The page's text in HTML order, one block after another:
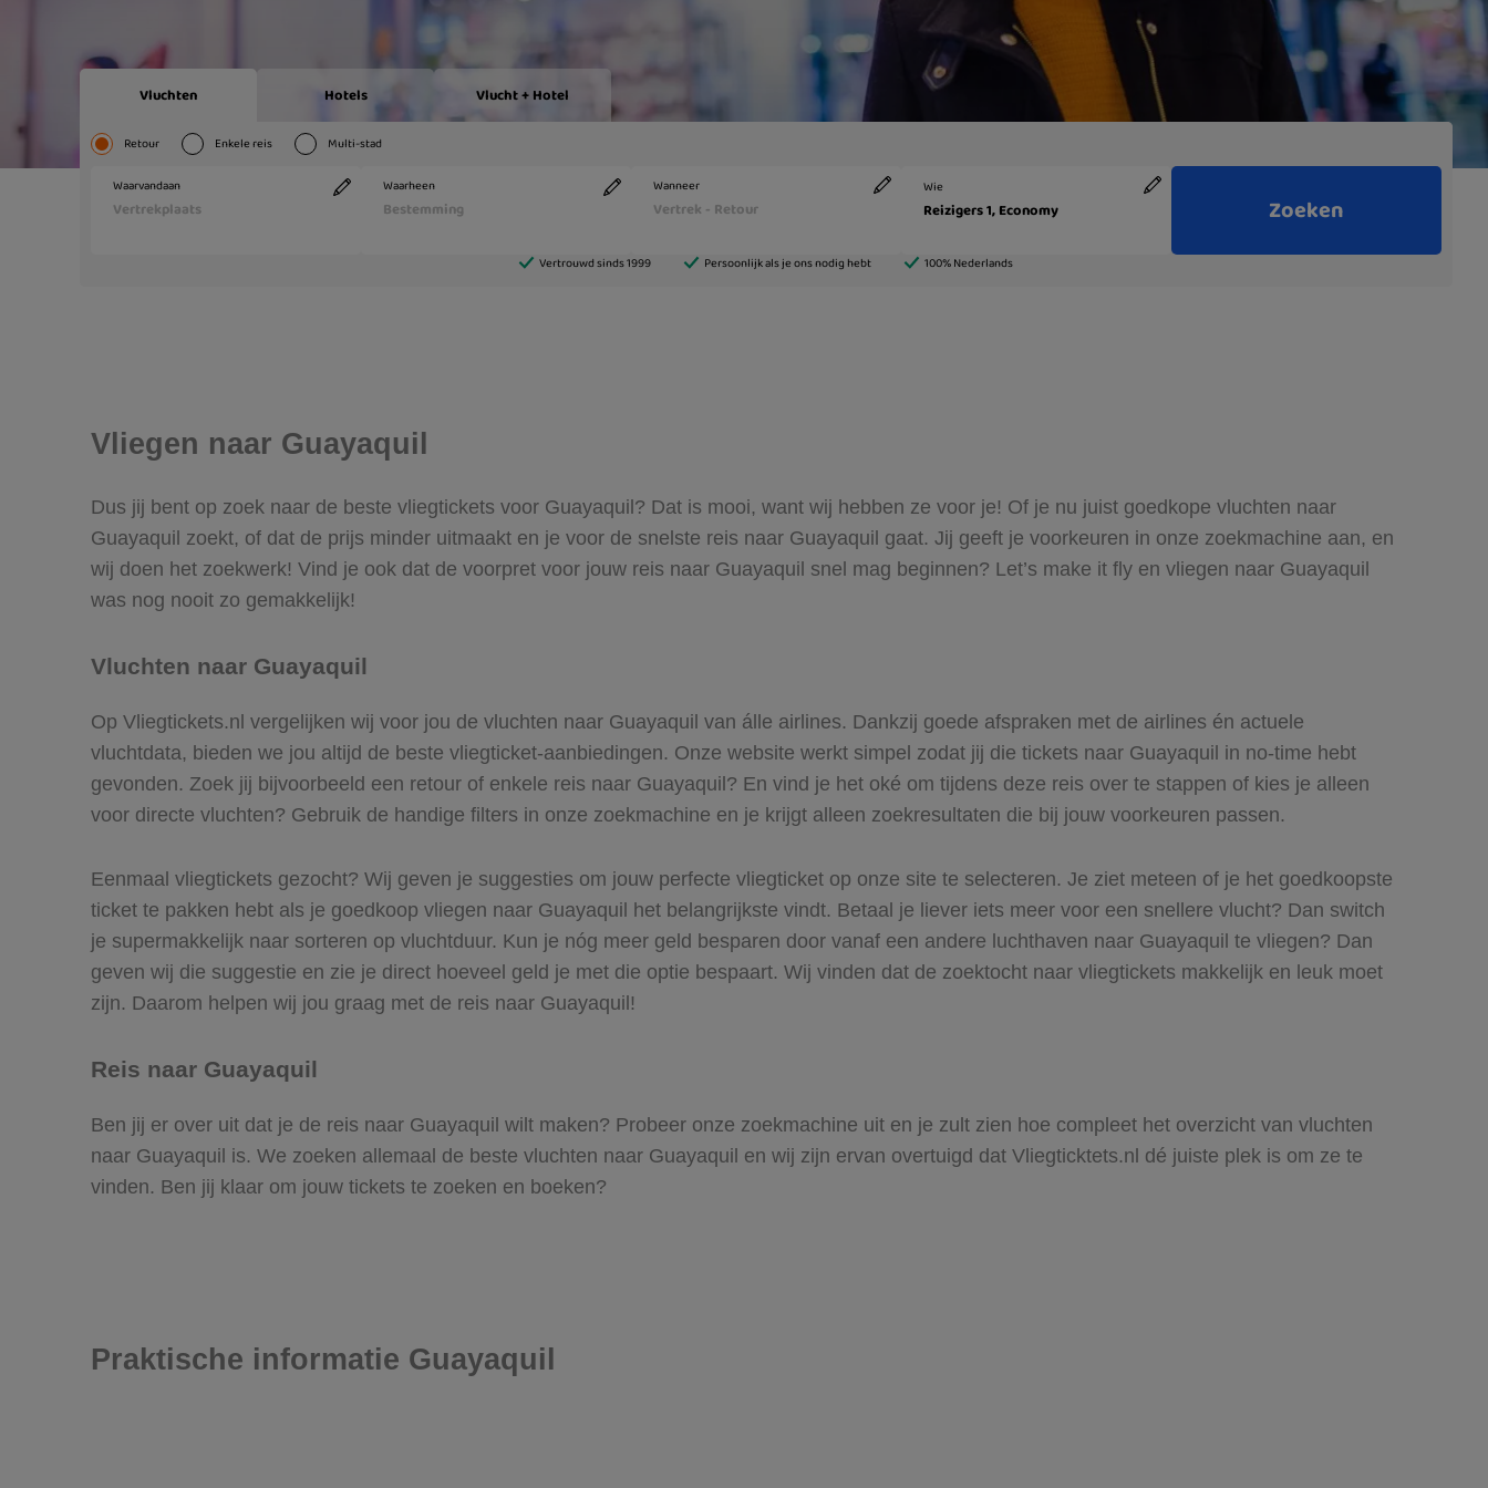
Vliegen naar Guayaquil
Dus jij bent op zoek naar de beste vliegtickets voor Guayaquil? Dat is mooi, want wij hebben ze voor je! Of je nu juist goedkope vluchten naar
Guayaquil zoekt, of dat de prijs minder uitmaakt en je voor de snelste reis naar Guayaquil gaat. Jij geeft je voorkeuren in onze zoekmachine aan, en
wij doen het zoekwerk! Vind je ook dat de voorpret voor jouw reis naar Guayaquil snel mag beginnen? Let’s make it fly en vliegen naar Guayaquil
was nog nooit zo gemakkelijk!
Vluchten naar Guayaquil
Op Vliegtickets.nl vergelijken wij voor jou de vluchten naar Guayaquil van álle airlines. Dankzij goede afspraken met de airlines én actuele
vluchtdata, bieden we jou altijd de beste vliegticket-aanbiedingen. Onze website werkt simpel zodat jij die tickets naar Guayaquil in no-time hebt
gevonden. Zoek jij bijvoorbeeld een retour of enkele reis naar Guayaquil? En vind je het oké om tijdens deze reis over te stappen of kies je alleen
voor directe vluchten? Gebruik de handige filters in onze zoekmachine en je krijgt alleen zoekresultaten die bij jouw voorkeuren passen.
Eenmaal vliegtickets gezocht? Wij geven je suggesties om jouw perfecte vliegticket op onze site te selecteren. Je ziet meteen of je het goedkoopste
ticket te pakken hebt als je goedkoop vliegen naar Guayaquil het belangrijkste vindt. Betaal je liever iets meer voor een snellere vlucht? Dan switch
je supermakkelijk naar sorteren op vluchtduur. Kun je nóg meer geld besparen door vanaf een andere luchthaven naar Guayaquil te vliegen? Dan
geven wij die suggestie en zie je direct hoeveel geld je met die optie bespaart. Wij vinden dat de zoektocht naar vliegtickets makkelijk en leuk moet
zijn. Daarom helpen wij jou graag met de reis naar Guayaquil!
Reis naar Guayaquil
Ben jij er over uit dat je de reis naar Guayaquil wilt maken? Probeer onze zoekmachine uit en je zult zien hoe compleet het overzicht van vluchten
naar Guayaquil is. We zoeken allemaal de beste vluchten naar Guayaquil en wij zijn ervan overtuigd dat Vliegticktets.nl dé juiste plek is om ze te
vinden. Ben jij klaar om jouw tickets te zoeken en boeken?
Praktische informatie Guayaquil